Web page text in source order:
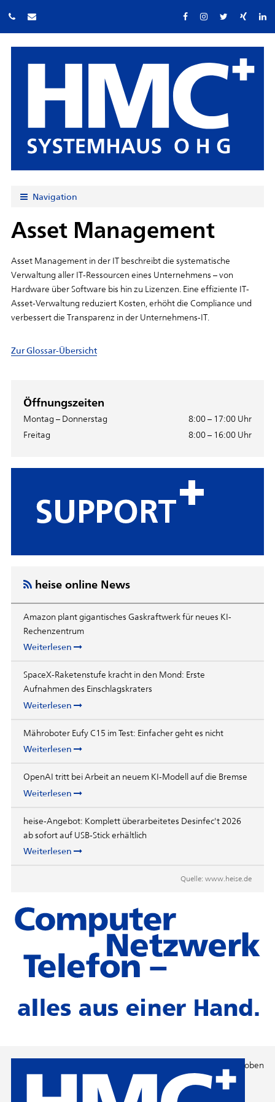
Navigation
Asset Management
Asset Management in der IT beschreibt die systematische
Verwaltung aller IT-Ressourcen eines Unternehmens – von
Hardware über Software bis hin zu Lizenzen. Eine effiziente IT-
Asset-Verwaltung reduziert Kosten, erhöht die Compliance und
verbessert die Transparenz in der Unternehmens-IT.
Zur Glossar-Übersicht
Öffnungszeiten
Montag – Donnerstag
8:00 – 17:00 Uhr
Freitag
8:00 – 16:00 Uhr
heise online News
Amazon plant gigantisches Gaskraftwerk für neues KI-
Rechenzentrum
Weiterlesen
SpaceX-Raketenstufe kracht in den Mond: Erste
Aufnahmen des Einschlagskraters
Weiterlesen
Mähroboter Eufy C15 im Test: Einfacher geht es nicht
Weiterlesen
OpenAI tritt bei Arbeit an neuem KI-Modell auf die Bremse
Weiterlesen
heise-Angebot: Komplett überarbeitetes Desinfec't 2026
ab sofort auf USB-Stick erhältlich
Weiterlesen
Quelle: www.heise.de
Nach oben